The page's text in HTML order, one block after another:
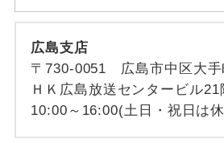
広島支店
〒730-0051 広島市中区大
ＨＫ広島放送センタービル21
10:00～16:00(土日・祝日は